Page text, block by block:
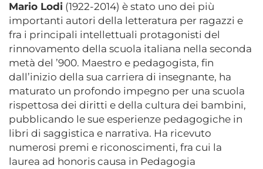
Mario Lodi (1922-2014) è stato uno dei più
importanti autori della letteratura per ragazzi e
fra i principali intellettuali protagonisti del
rinnovamento della scuola italiana nella seconda
metà del ’900. Maestro e pedagogista, fin
dall’inizio della sua carriera di insegnante, ha
maturato un profondo impegno per una scuola
rispettosa dei diritti e della cultura dei bambini,
pubblicando le sue esperienze pedagogiche in
libri di saggistica e narrativa. Ha ricevuto
numerosi premi e riconoscimenti, fra cui la
laurea ad honoris causa in Pedagogia